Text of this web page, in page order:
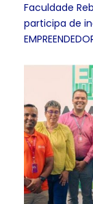
Faculdade
participa de